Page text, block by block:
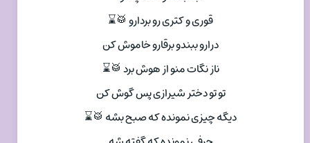
قوری و کتری رو بردارو 🥁⌛
درارو ببندو برقارو خاموش کن
ناز نگات منو از هوش برد 🥁⌛
تو تو دختر شیرازی پس گوش کن
دیگه چیزی نمونده که صبح بشه 🥁⌛